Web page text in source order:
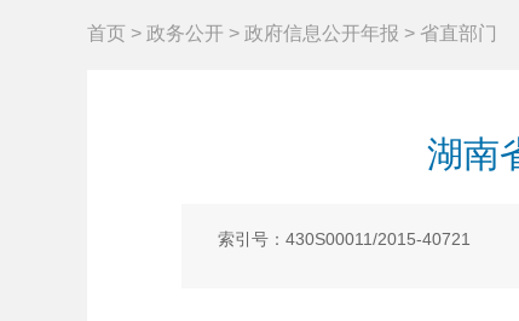
首页 > 政务公开 > 政府信息公开年报 > 省直部门
湖南
索引号：430S00011/2015-40721